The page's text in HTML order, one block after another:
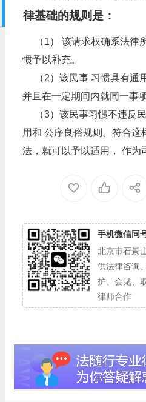
律基础的规则是：
（1） 该请求权确系法律
惯予以补充。
（2）该民事 习惯具有通
并且在一定期间内就同一事
（3）该民事习惯不违反
用和 公序良俗规则。符合这
法，就可以予以适用， 作为
手机微信同
北京市石景
供法律咨询
护、会见、
律师合作